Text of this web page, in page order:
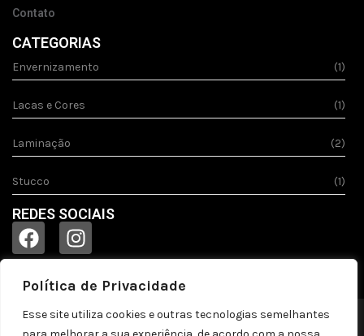
Política de Privacidade
Esse site utiliza cookies e outras tecnologias semelhantes
Contato
CATEGORIAS
Envernizamento (1)
Lacas e Cores (1)
Laminação (2)
Stucco (1)
REDES SOCIAIS
© 2023 Todos os direitos reservados!